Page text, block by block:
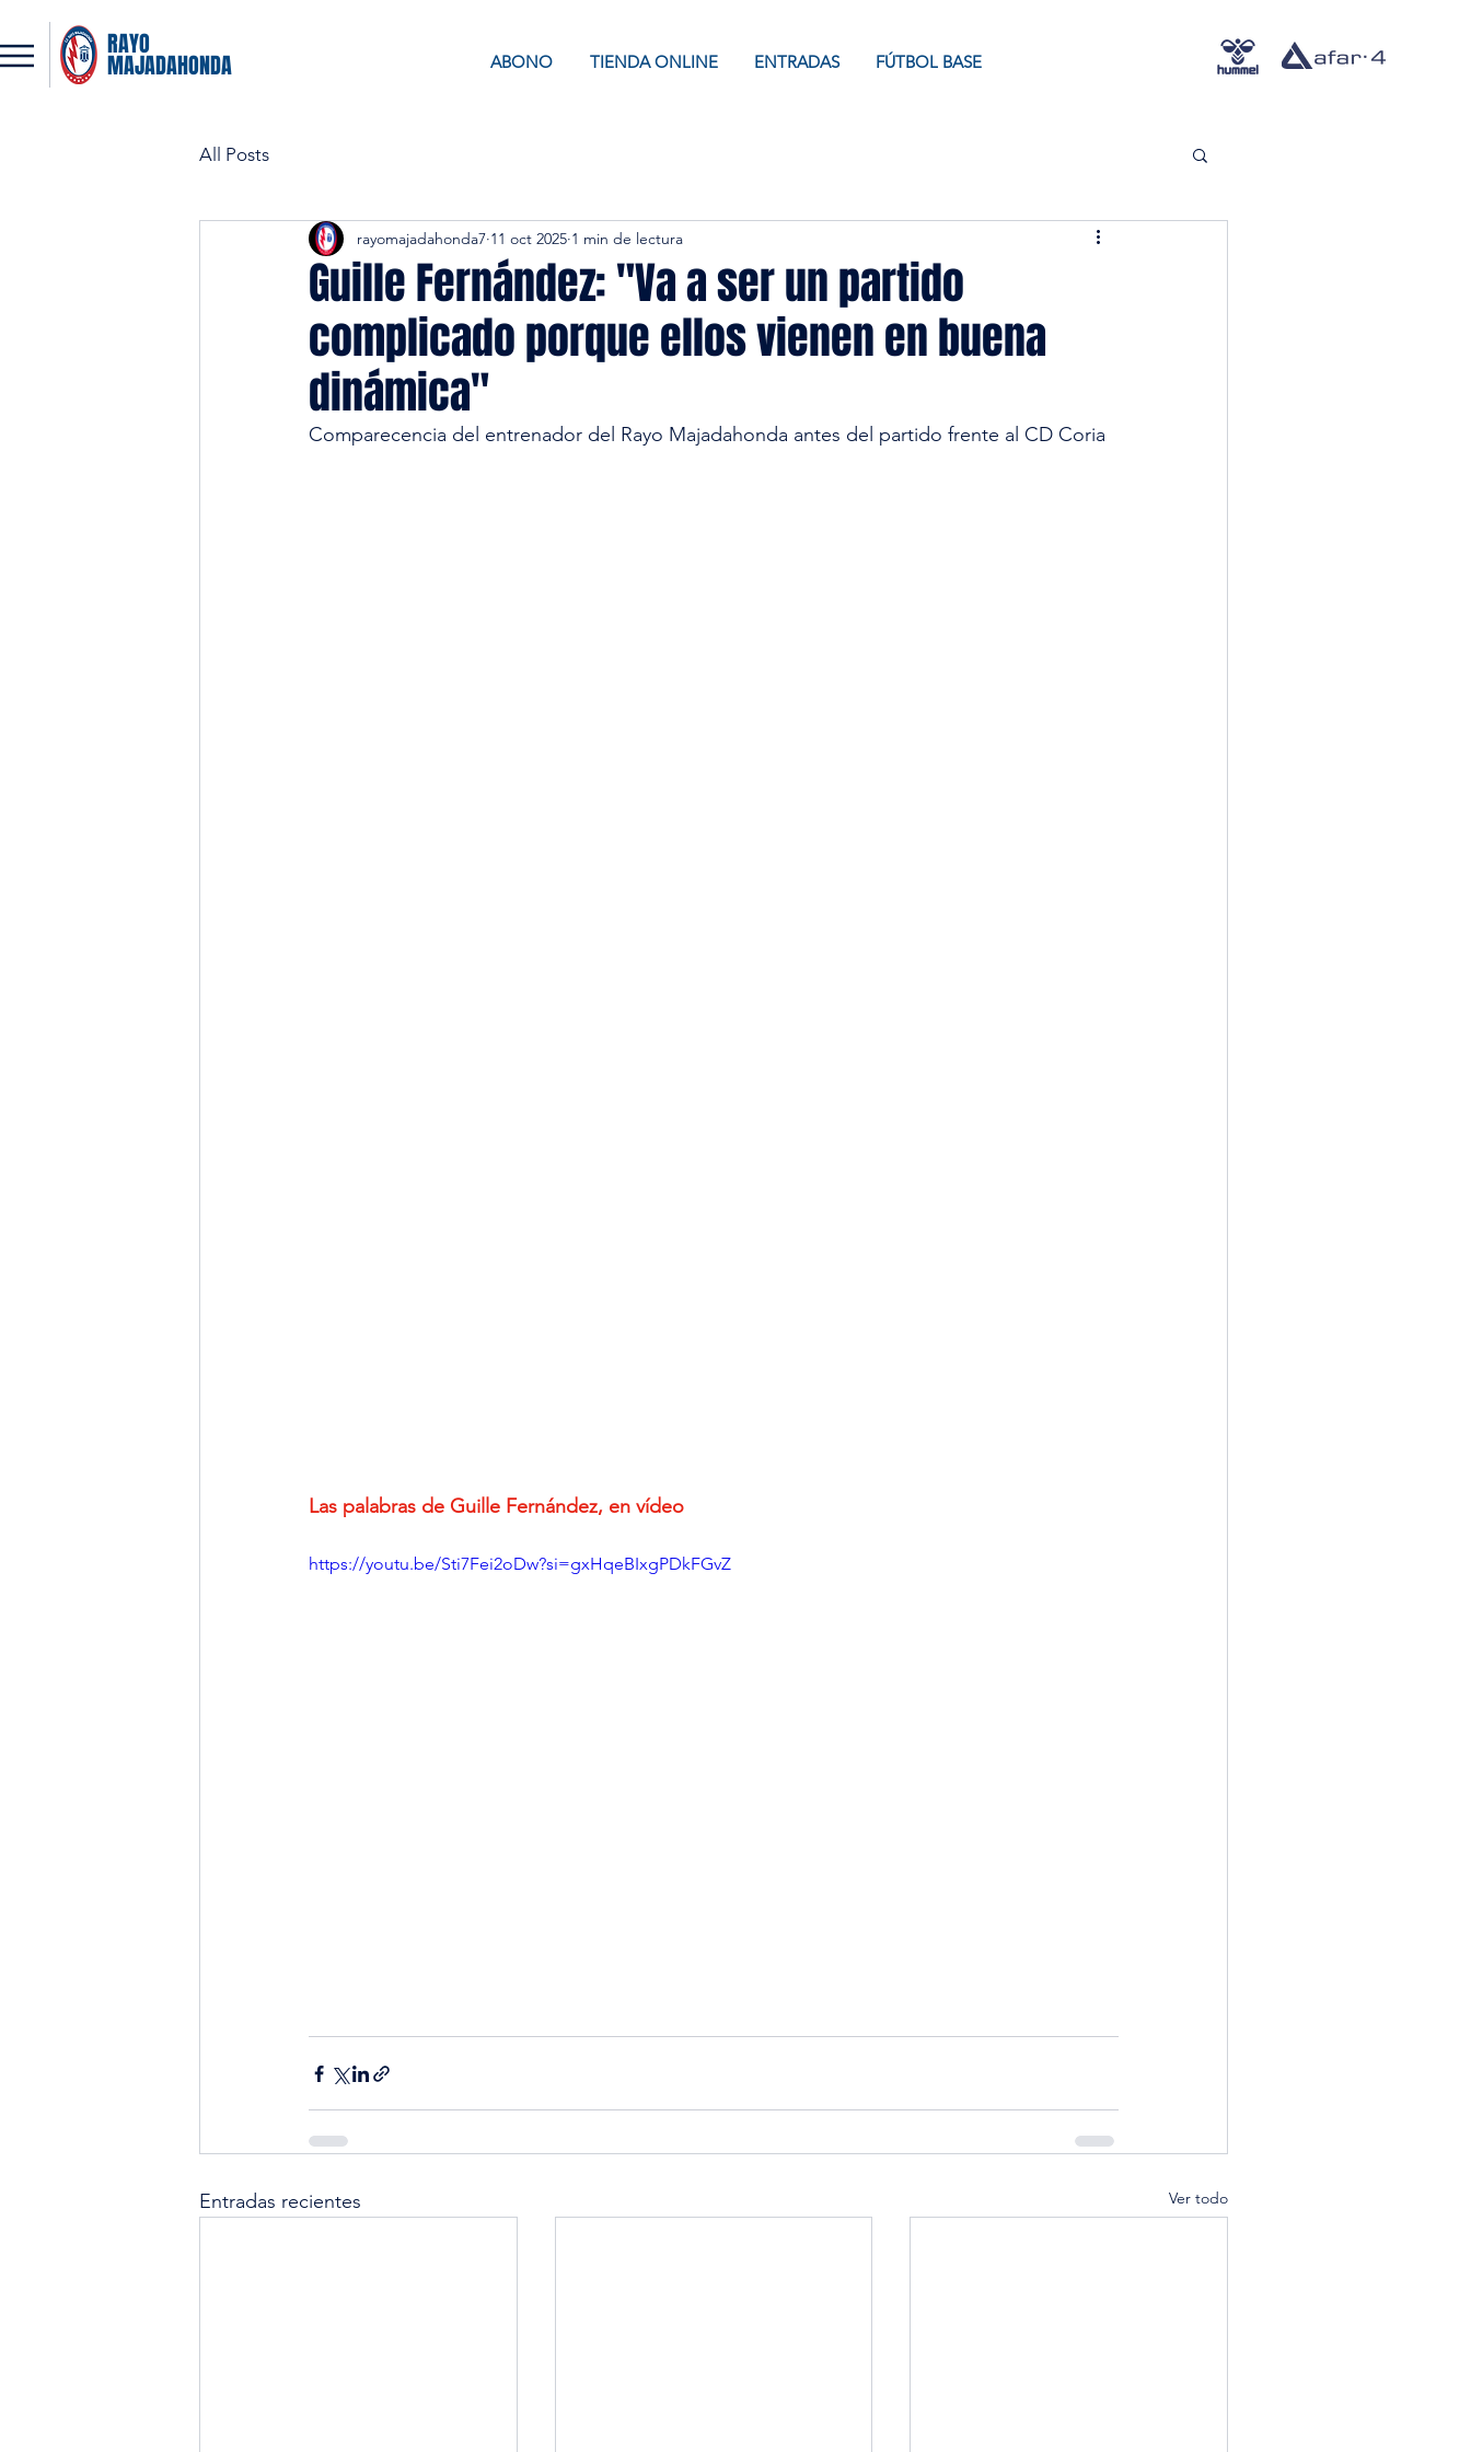
ABONO TIENDA ONLINE ENTRADAS FÚTBOL BASE
RAYO
MAJADAHONDA
All Posts
Guille Fernández: "Va a ser un partido
complicado porque ellos vienen en buena
dinámica"
rayomajadahonda7 11 oct 2025 1 min de lectura
Comparecencia del entrenador del Rayo Majadahonda antes del partido frente al CD Coria
Las palabras de Guille Fernández, en vídeo
https://youtu.be/Sti7Fei2oDw?si=gxHqeBIxgPDkFGvZ
Entradas recientes Ver todo